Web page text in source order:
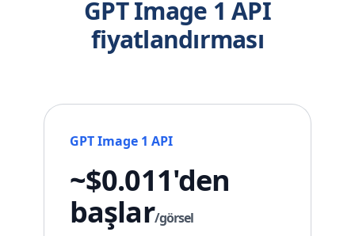
GPT Image 1 API
fiyatlandırması
GPT Image 1 API
~$0.011'den
başlar/görsel